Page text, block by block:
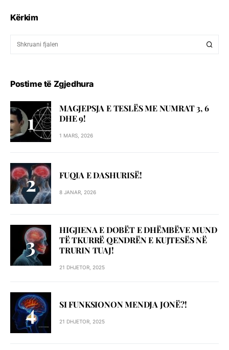
Kërkim
Postime të Zgjedhura
MAGJEPSJA E TESLËS ME NUMRAT 3, 6
DHE 9!
1 MARS, 2026
FUQIA E DASHURISË!
8 JANAR, 2026
HIGJIENA E DOBËT E DHËMBËVE MUND
TË TKURRË QENDRËN E KUJTESËS NË
TRURIN TUAJ!
21 DHJETOR, 2025
SI FUNKSIONON MENDJA JONË?!
21 DHJETOR, 2025